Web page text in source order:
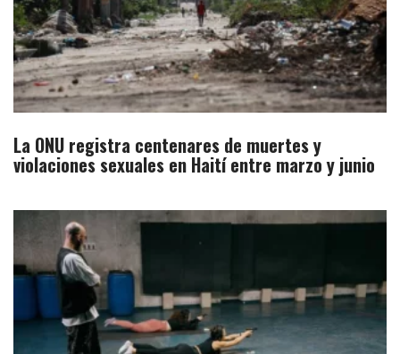
La ONU registra centenares de muertes y
violaciones sexuales en Haití entre marzo y junio